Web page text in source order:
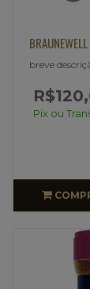
breve
Pix ou